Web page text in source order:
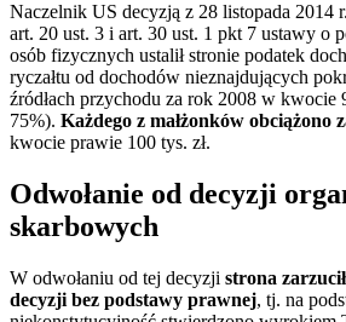
Naczelnik US decyzją z 28 listopada 2014
art. 20 ust. 3 i art. 30 ust. 1 pkt 7 ustawy o
osób fizycznych ustalił stronie podatek
ryczałtu od dochodów nieznajdujących
źródłach przychodu za rok 2008 w kwocie
75%). Każdego z małżonków obciążono
kwocie prawie 100 tys. zł.
Odwołanie od decyzji
skarbowych
W odwołaniu od tej decyzji strona
decyzji bez podstawy prawnej, tj. na